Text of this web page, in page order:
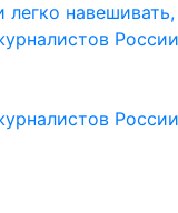
России
России